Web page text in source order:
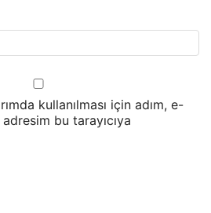
kullanılması için adım, e-
bu tarayıcıya